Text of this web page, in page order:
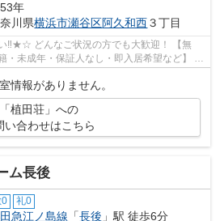
年
川県横浜市瀬谷区阿久和西３丁目
‼★☆ どんなご状況の方でも大歓迎！ 【無
・未成年・保証人なし・即入居希望など】 ネ
情報がありません。
「植田荘」への
い合わせはこちら
ム長後
0 礼0
急江ノ島線 「長後 」駅 徒歩6分